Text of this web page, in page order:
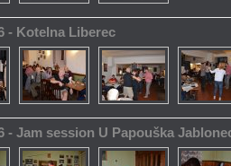
- Kotelna Liberec
- Jam session U Papouška